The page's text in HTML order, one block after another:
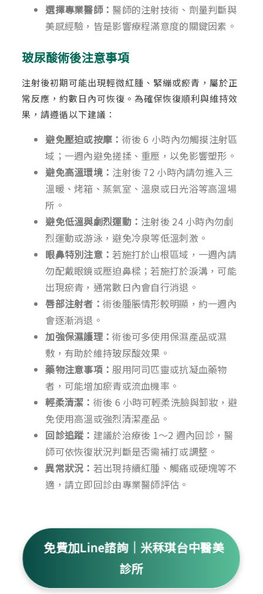
選擇專業醫師：醫師的注射技術、劑量判斷與
美感經驗，皆是影響療程滿意度的關鍵因素。
玻尿酸術後注意事項
注射後初期可能出現輕微紅腫、緊繃或瘀青，屬於正
常反應，約數日內可恢復。為確保恢復順利與維持效
果，請遵循以下建議：
避免壓迫或按摩： 術後 6 小時內勿觸摸注射區
域；一週內避免搓揉、重壓，以免影響塑形。
避免高溫環境： 注射後 72 小時內請勿進入三
溫暖、烤箱、蒸氣室、溫泉或日光浴等高溫場
所。
避免低溫與劇烈運動： 注射後 24 小時內勿劇
烈運動或游泳，避免冷泉等低溫刺激。
眼鼻特別注意：若施打於山根區域，一週內請
勿配戴眼鏡或壓迫鼻樑；若施打於淚溝，可能
出現瘀青，通常數日內會自行消退。
唇部注射者： 術後腫脹情形較明顯，約一週內
會逐漸消退。
加強保濕護理：術後可多使用保濕產品或濕
敷，有助於維持玻尿酸效果。
藥物注意事項： 服用阿司匹靈或抗凝血藥物
者，可能增加瘀青或流血機率。
輕柔清潔： 術後 6 小時可輕柔洗臉與卸妝，避
免使用高溫或強烈清潔產品。
回診追蹤： 建議於治療後 1～2 週內回診，醫
師可依恢復狀況判斷是否需補打或調整。
異常狀況： 若出現持續紅腫、觸痛或硬塊等不
適，請立即回診由專業醫師評估。
免費加Line諮詢｜米秝琪台中醫美
診所